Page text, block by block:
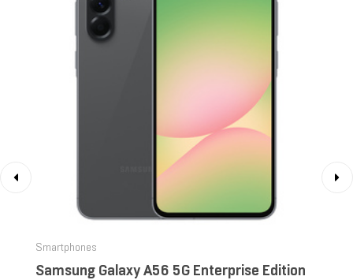
Smartphones
Samsung Galaxy A56 5G Enterprise Edition